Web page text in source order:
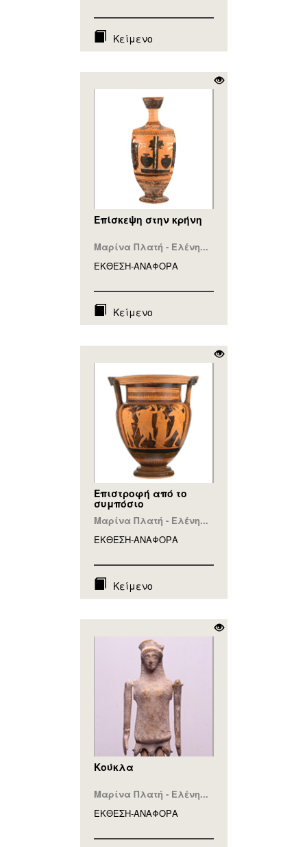
Κείμενο
Επίσκεψη στην κρήνη
Μαρίνα Πλατή - Ελένη...
ΕΚΘΕΣΗ-ΑΝΑΦΟΡA
Κείμενο
Επιστροφή από το
συμπόσιο
Μαρίνα Πλατή - Ελένη...
ΕΚΘΕΣΗ-ΑΝΑΦΟΡA
Κείμενο
Κούκλα
Μαρίνα Πλατή - Ελένη...
ΕΚΘΕΣΗ-ΑΝΑΦΟΡA